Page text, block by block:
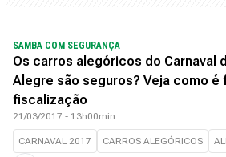
SAMBA COM SEGURANÇA
Os carros alegóricos do Carnaval
Alegre são seguros? Veja como é
fiscalização
21/03/2017 - 13h00min
CARNAVAL 2017 CARROS ALEGÓRICOS